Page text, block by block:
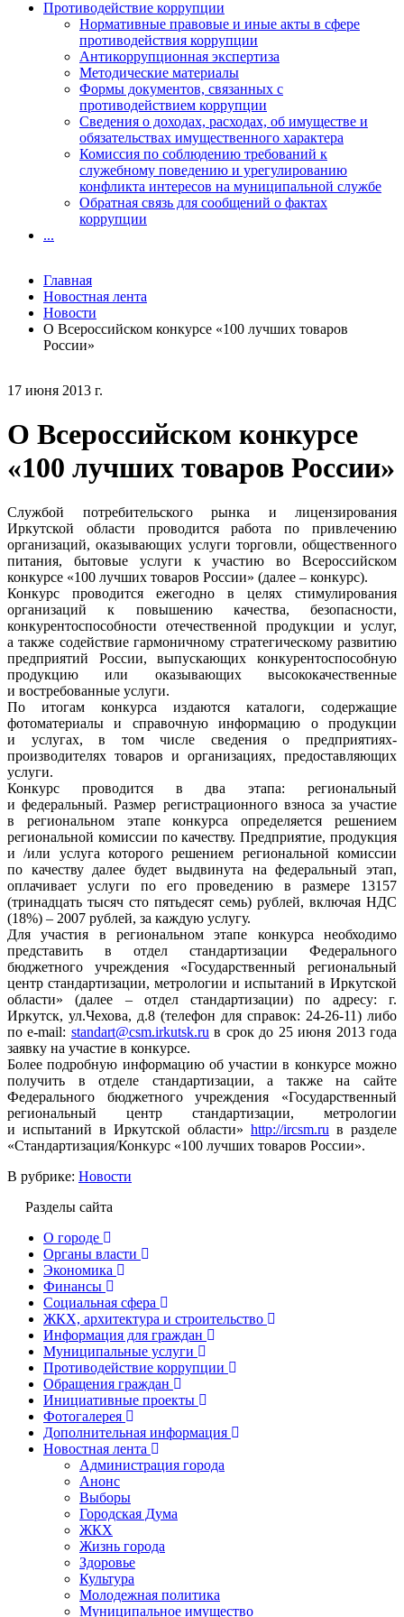
17 июня 2013 г.
О Всероссийском конкурсе
«100 лучших товаров России»
Службой потребительского рынка и лицензирования
Иркутской области проводится работа по привлечению
организаций, оказывающих услуги торговли, общественного
питания, бытовые услуги к участию во Всероссийском
конкурсе «100 лучших товаров России» (далее – конкурс).
Конкурс проводится ежегодно в целях стимулирования
организаций к повышению качества, безопасности,
конкурентоспособности отечественной продукции и услуг,
а также содействие гармоничному стратегическому развитию
предприятий России, выпускающих конкурентоспособную
продукцию или оказывающих высококачественные
и востребованные услуги.
По итогам конкурса издаются каталоги, содержащие
фотоматериалы и справочную информацию о продукции
и услугах, в том числе сведения о предприятиях-
производителях товаров и организациях, предоставляющих
услуги.
Конкурс проводится в два этапа: региональный
и федеральный. Размер регистрационного взноса за участие
в региональном этапе конкурса определяется решением
региональной комиссии по качеству. Предприятие, продукция
и /или услуга которого решением региональной комиссии
по качеству далее будет выдвинута на федеральный этап,
оплачивает услуги по его проведению в размере 13157
(тринадцать тысяч сто пятьдесят семь) рублей, включая НДС
(18%) – 2007 рублей, за каждую услугу.
Для участия в региональном этапе конкурса необходимо
представить в отдел стандартизации Федерального
бюджетного учреждения «Государственный региональный
центр стандартизации, метрологии и испытаний в Иркутской
области» (далее – отдел стандартизации) по адресу: г.
Иркутск, ул.Чехова, д.8 (телефон для справок: 24-26-11) либо
по e-mail: standart@csm.irkutsk.ru в срок до 25 июня 2013 года
заявку на участие в конкурсе.
Более подробную информацию об участии в конкурсе можно
получить в отделе стандартизации, а также на сайте
Федерального бюджетного учреждения «Государственный
региональный центр стандартизации, метрологии
и испытаний в Иркутской области» http://ircsm.ru в разделе
«Стандартизация/Конкурс «100 лучших товаров России».
В рубрике: Новости
Разделы сайта
О городе
Органы власти
Экономика
Финансы
Социальная сфера
ЖКХ, архитектура и строительство
Информация для граждан
Муниципальные услуги
Противодействие коррупции
Обращения граждан
Инициативные проекты
Фотогалерея
Дополнительная информация
Новостная лента
Администрация города
Анонс
Выборы
Городская Дума
ЖКХ
Жизнь города
Здоровье
Культура
Молодежная политика
Муниципальное имущество
Противодействие коррупции
Нормативные правовые и иные акты в сфере
противодействия коррупции
Антикоррупционная экспертиза
Методические материалы
Формы документов, связанных с
противодействием коррупции
Сведения о доходах, расходах, об имуществе и
обязательствах имущественного характера
Комиссия по соблюдению требований к
служебному поведению и урегулированию
конфликта интересов на муниципальной службе
Обратная связь для сообщений о фактах
коррупции
...
Главная
Новостная лента
Новости
О Всероссийском конкурсе «100 лучших товаров
России»